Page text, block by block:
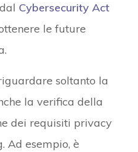
Cybersecurity Act
le future
soltanto la
la verifica della
dei requisiti privacy
Ad esempio, è